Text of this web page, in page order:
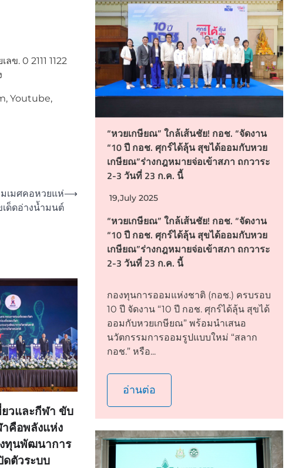
. 0 2111 1122
Youtube,
เมศคอหวยแห่
เด็ดอ่างน้ำมนต์
⟶
ยวและกีฬา ขับ
คือพลังแห่ง
ทุนพัฒนาการ
ดตัวระบบ
“หวยเกษียณ” ใกล้เส้นชัย! กอช. “จัดงาน
“10 ปี กอช. ศุกร์ได้ลุ้น สุขได้ออมกับหวย
เกษียณ”ร่างกฎหมายจ่อเข้าสภา ถกวาระ
2-3 วันที่ 23 ก.ค. นี้
19,July 2025
“หวยเกษียณ” ใกล้เส้นชัย! กอช. “จัดงาน
“10 ปี กอช. ศุกร์ได้ลุ้น สุขได้ออมกับหวย
เกษียณ”ร่างกฎหมายจ่อเข้าสภา ถกวาระ
2-3 วันที่ 23 ก.ค. นี้
กองทุนการออมแห่งชาติ (กอช.) ครบรอบ
10 ปี จัดงาน “10 ปี กอช. ศุกร์ได้ลุ้น สุขได้
ออมกับหวยเกษียณ” พร้อมนำเสนอ
นวัตกรรมการออมรูปแบบใหม่ “สลาก
กอช.” หรือ...
อ่านต่อ